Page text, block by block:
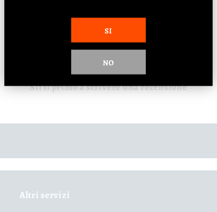
Recensioni Clienti
Sii il primo a scrivere una recensione
Altri servizi
SI
NO